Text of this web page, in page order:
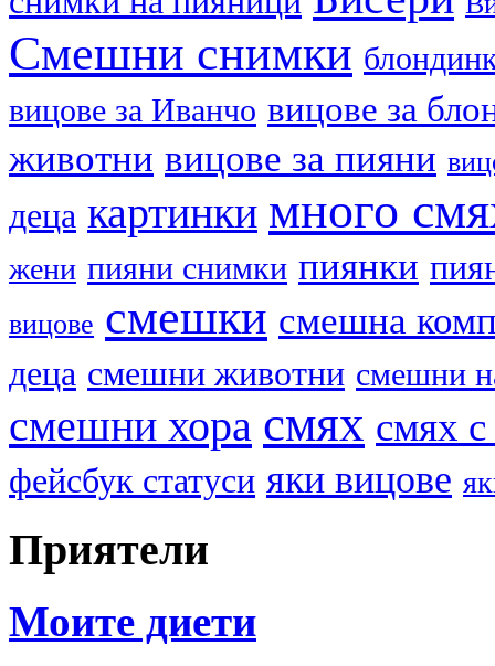
Смешни снимки
вицове за Иванчо вицове за
животни вицове за пияни
деца картинки много
жени пияни снимки пиянки
вицове смешки смешна
деца смешни животни смешни
смешни хора смях смях
фейсбук статуси яки вицове
Приятели
Моите диети